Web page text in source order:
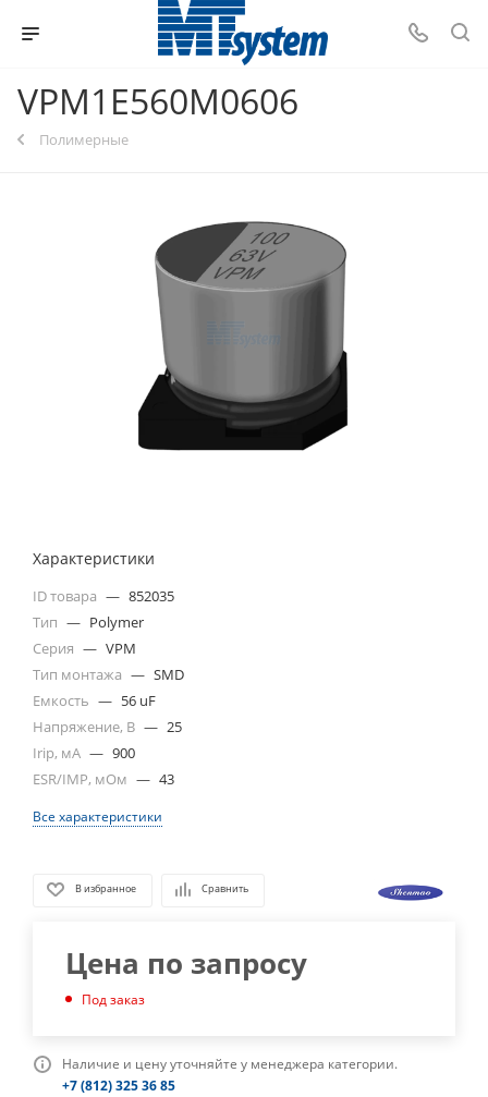
VPM1E560M0606
Полимерные
Характеристики
ID товара — 852035
Тип — Polymer
Серия — VPM
Тип монтажа — SMD
Емкость — 56 uF
Напряжение, В — 25
Irip, мА — 900
ESR/IMP, мОм — 43
Все характеристики
В избранное Сравнить
Цена по запросу
Под заказ
Наличие и цену уточняйте у менеджера категории.
+7 (812) 325 36 85